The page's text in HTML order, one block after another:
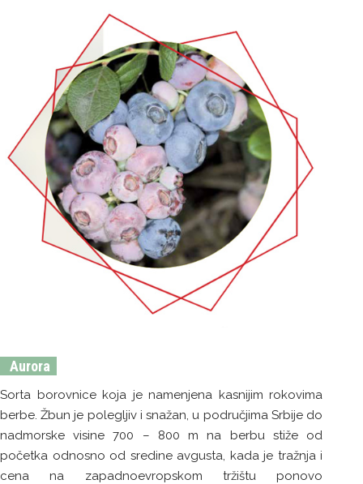
Aurora
Sorta borovnice koja je namenjena kasnijim rokovima
berbe. Žbun je polegljiv i snažan, u područjima Srbije do
nadmorske visine 700 – 800 m na berbu stiže od
početka odnosno od sredine avgusta, kada je tražnja i
cena na zapadnoevropskom tržištu ponovo